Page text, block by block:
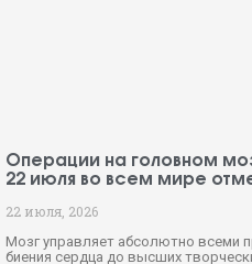
Операции на головном
22 июля во всем мире
22 июля, 2026
Мозг управляет абсолютно всеми
биения сердца до высших